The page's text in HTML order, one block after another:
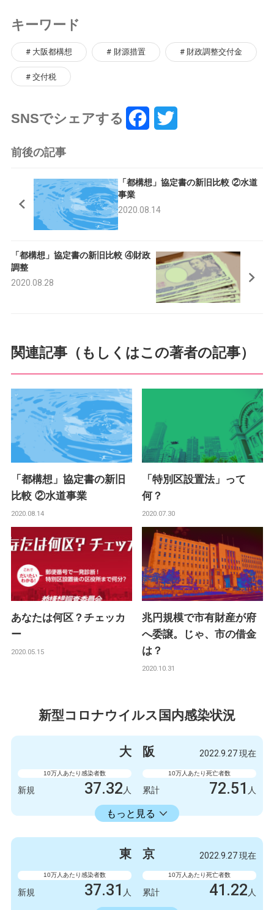
キーワード
大阪都構想 財源措置 財政調整交付金
交付税
SNSでシェアする
e
b
o
t
r
前後の記事
「都構想」協定書の新旧比較 ②水道
事業
2020.08.14
「都構想」協定書の新旧比較 ④財政
調整
2020.08.28
関連記事（もしくはこの著者の記事）
「都構想」協定書の新旧
比較 ②水道事業
2020.08.14
「特別区設置法」って
何？
2020.07.30
あなたは何区？チェッカ
ー
2020.05.15
兆円規模で市有財産が府
へ委譲。じゃ、市の借金
は？
2020.10.31
新型コロナウイルス国内感染状況
大 阪 2022.9.27 現在
10万人あたり感染者数
新規 37.32 人
10万人あたり死亡者数
累計 72.51 人
もっと見る
23598.73人
3300人 新規
2086723 6412
東 京 2022.9.27 現在
10万人あたり感染者数
新規 37.31 人
10万人あたり死亡者数
累計 41.22 人